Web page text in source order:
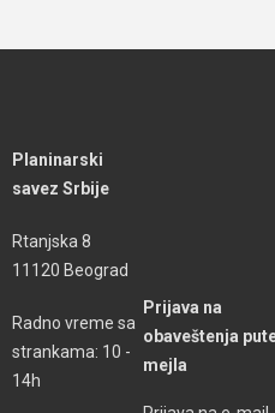
Planinarski
savez Srbije
Rtanjska 8
11120 Beograd
Radno vreme sa
strankama: 10 -
14h
Prijava na
obaveštenja
mejla